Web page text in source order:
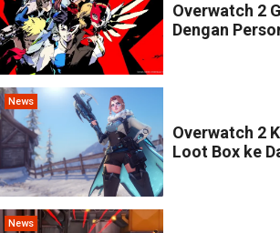
Overwatch 2
Dengan
News
Overwatch 2
Loot Box ke
News